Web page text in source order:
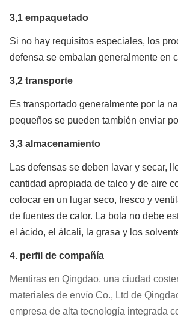
3,1 empaquetado
Si no hay requisitos especiales, los
defensa se embalan generalmente en
3,2 transporte
Es transportado generalmente por la
pequeños se pueden también enviar
3,3 almacenamiento
Las defensas se deben lavar y secar,
cantidad apropiada de talco y de aire
colocar en un lugar seco, fresco y
de fuentes de calor. La bola no debe
el ácido, el álcali, la grasa y los
4. perfil de compañía
Mentiras en Qingdao, una ciudad
materiales de envío Co., Ltd de
empresa de alta tecnología integrada